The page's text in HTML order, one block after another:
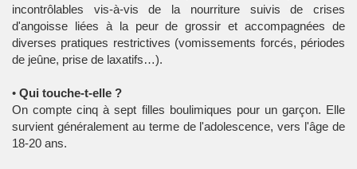
incontrôlables vis-à-vis de la nourriture suivis de crises
d'angoisse liées à la peur de grossir et accompagnées de
diverses pratiques restrictives (vomissements forcés, périodes
de jeûne, prise de laxatifs…).
• Qui touche-t-elle ?
On compte cinq à sept filles boulimiques pour un garçon. Elle
survient généralement au terme de l'adolescence, vers l'âge de
18-20 ans.